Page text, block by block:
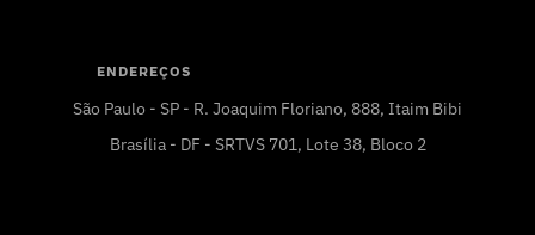
ENDEREÇOS
São Paulo - SP - R. Joaquim Floriano, 888, Itaim Bibi
Brasília - DF - SRTVS 701, Lote 38, Bloco 2